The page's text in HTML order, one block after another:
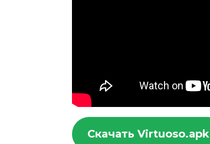
Скачать Virtuoso.apk